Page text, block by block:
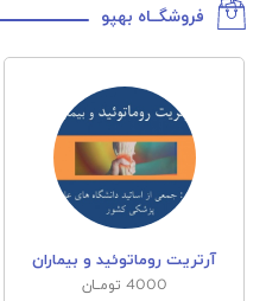
فروشگــاه بهپو
آرتریت روماتوئید و بیماران
4000 تومــان